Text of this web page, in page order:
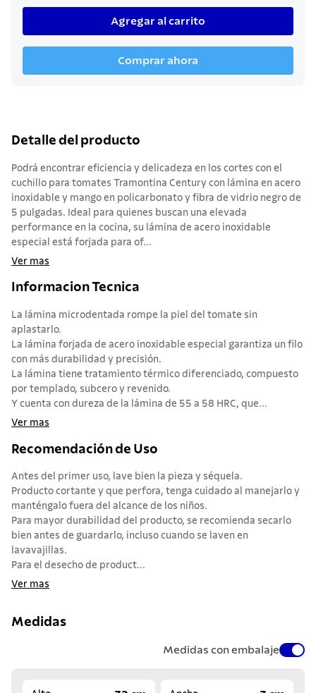
Agregar al carrito
Comprar ahora
Detalle del producto
Podrá encontrar eficiencia y delicadeza en los cortes con el
cuchillo para tomates Tramontina Century con lámina en acero
inoxidable y mango en policarbonato y fibra de vidrio negro de
5 pulgadas. Ideal para quienes buscan una elevada
performance en la cocina, su lámina de acero inoxidable
especial está forjada para of...
Ver mas
Informacion Tecnica
La lámina microdentada rompe la piel del tomate sin
aplastarlo.
La lámina forjada de acero inoxidable especial garantiza un filo
con más durabilidad y precisión.
La lámina tiene tratamiento térmico diferenciado, compuesto
por templado, subcero y revenido.
Y cuenta con dureza de la lámina de 55 a 58 HRC, que...
Ver mas
Recomendación de Uso
Antes del primer uso, lave bien la pieza y séquela.
Producto cortante y que perfora, tenga cuidado al manejarlo y
manténgalo fuera del alcance de los niños.
Para mayor durabilidad del producto, se recomienda secarlo
bien antes de guardarlo, incluso cuando se laven en
lavavajillas.
Para el desecho de product...
Ver mas
Medidas
Medidas con embalaje